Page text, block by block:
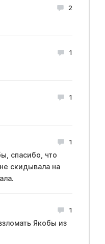
2
1
1
1
спасибо, что
скидывала на
1
Якобы из